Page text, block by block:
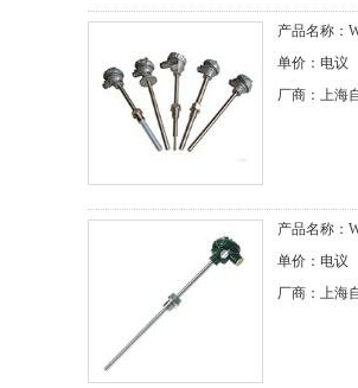
产品名称：
单价：电议
厂商：上海
产品名称：
单价：电议
厂商：上海